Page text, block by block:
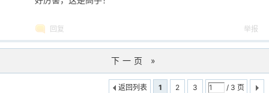
回复 举报
下一页 »
1 2 3 / 3 页
返回列表